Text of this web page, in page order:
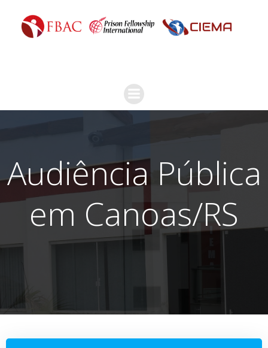
Audiência Pública
em Canoas/RS